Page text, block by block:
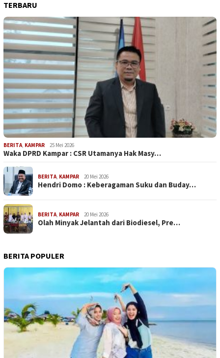
TERBARU
BERITA KAMPAR 25 Mei 2026
Waka DPRD Kampar : CSR Utamanya Hak Masy…
BERITA KAMPAR 20 Mei 2026
Hendri Domo : Keberagaman Suku dan Buday…
BERITA KAMPAR 20 Mei 2026
Olah Minyak Jelantah dari Biodiesel, Pre…
BERITA POPULER